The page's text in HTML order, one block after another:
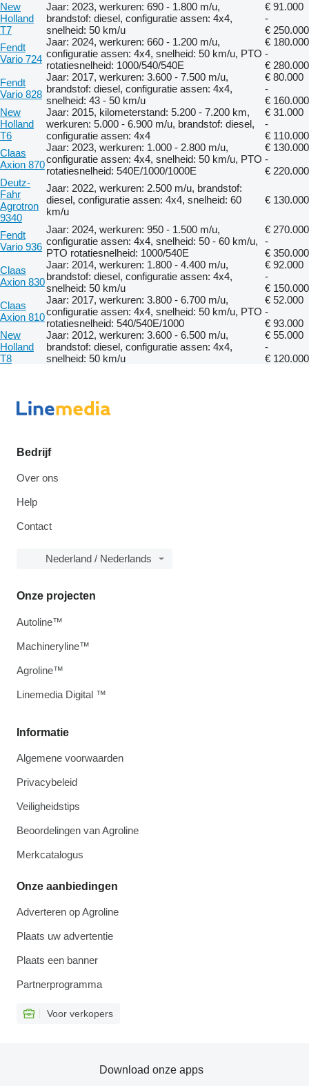
New
Holland
T7
Jaar: 2023, werkuren: 690 - 1.800 m/u,
brandstof: diesel, configuratie assen: 4x4,
snelheid: 50 km/u
€ 91.000
-
€ 250.000
Fendt
Vario 724
Jaar: 2024, werkuren: 660 - 1.200 m/u,
configuratie assen: 4x4, snelheid: 50 km/u, PTO
rotatiesnelheid: 1000/540/540E
€ 180.000
-
€ 280.000
Fendt
Vario 828
Jaar: 2017, werkuren: 3.600 - 7.500 m/u,
brandstof: diesel, configuratie assen: 4x4,
snelheid: 43 - 50 km/u
€ 80.000
-
€ 160.000
New
Holland
T6
Jaar: 2015, kilometerstand: 5.200 - 7.200 km,
werkuren: 5.000 - 6.900 m/u, brandstof: diesel,
configuratie assen: 4x4
€ 31.000
-
€ 110.000
Claas
Axion 870
Jaar: 2023, werkuren: 1.000 - 2.800 m/u,
configuratie assen: 4x4, snelheid: 50 km/u, PTO
rotatiesnelheid: 540E/1000/1000E
€ 130.000
-
€ 220.000
Deutz-
Fahr
Agrotron
9340
Jaar: 2022, werkuren: 2.500 m/u, brandstof:
diesel, configuratie assen: 4x4, snelheid: 60
km/u
€ 130.000
Fendt
Vario 936
Jaar: 2024, werkuren: 950 - 1.500 m/u,
configuratie assen: 4x4, snelheid: 50 - 60 km/u,
PTO rotatiesnelheid: 1000/540E
€ 270.000
-
€ 350.000
Claas
Axion 830
Jaar: 2014, werkuren: 1.800 - 4.400 m/u,
brandstof: diesel, configuratie assen: 4x4,
snelheid: 50 km/u
€ 92.000
-
€ 150.000
Claas
Axion 810
Jaar: 2017, werkuren: 3.800 - 6.700 m/u,
configuratie assen: 4x4, snelheid: 50 km/u, PTO
rotatiesnelheid: 540/540E/1000
€ 52.000
-
€ 93.000
New
Holland
T8
Jaar: 2012, werkuren: 3.600 - 6.500 m/u,
brandstof: diesel, configuratie assen: 4x4,
snelheid: 50 km/u
€ 55.000
-
€ 120.000
Bedrijf
Over ons
Help
Contact
Nederland / Nederlands
Informatie
Algemene voorwaarden
Privacybeleid
Veiligheidstips
Beoordelingen van Agroline
Merkcatalogus
Onze aanbiedingen
Adverteren op Agroline
Plaats uw advertentie
Plaats een banner
Partnerprogramma
Voor verkopers
Onze projecten
Autoline™
Machineryline™
Agroline™
Linemedia Digital ™
Download onze apps